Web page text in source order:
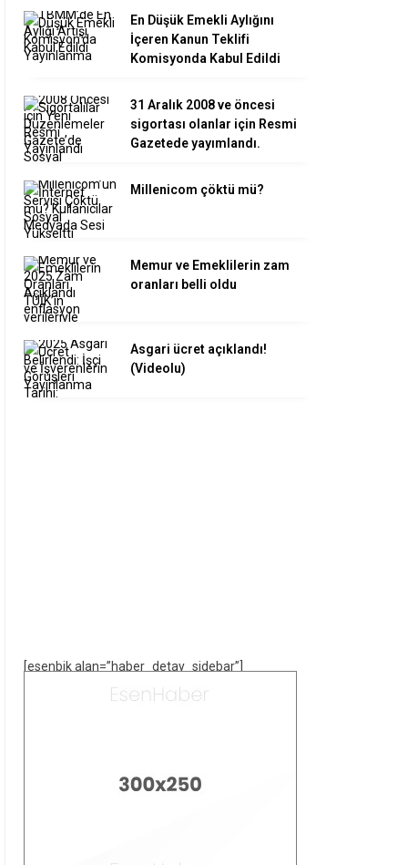
En Düşük Emekli Aylığını
İçeren Kanun Teklifi
Komisyonda Kabul Edildi
31 Aralık 2008 ve öncesi
sigortası olanlar için Resmi
Gazetede yayımlandı.
Millenicom çöktü mü?
Memur ve Emeklilerin zam
oranları belli oldu
Asgari ücret açıklandı!
(Videolu)
[esenbik alan=”haber_detay_sidebar”]